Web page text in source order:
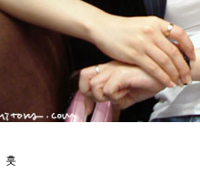
훗